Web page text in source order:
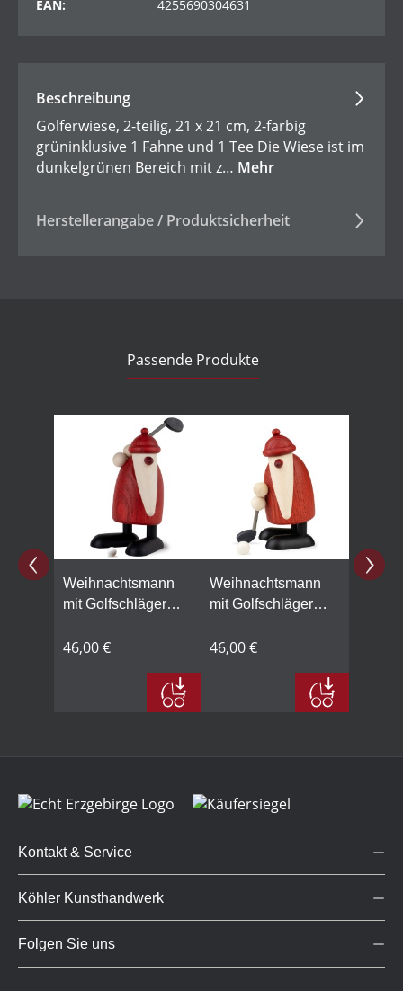
EAN:
4255690304631
Beschreibung
Golferwiese, 2-teilig, 21 x 21 cm, 2-farbig
grüninklusive 1 Fahne und 1 Tee Die Wiese ist im
dunkelgrünen Bereich mit z… Mehr
Herstellerangabe / Produktsicherheit
Passende Produkte
Produktgalerie überspringen
Weihnachtsmann
mit Golfschläger
46,00 €
Weihnachtsmann
mit Golfschläger
46,00 €
Kontakt & Service
Köhler Kunsthandwerk
Folgen Sie uns